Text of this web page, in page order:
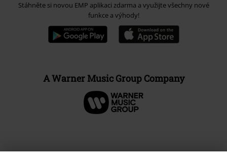
Stáhněte si novou EMP aplikaci zdarma a využijte všechny nové
funkce a výhody!
A Warner Music Group Company